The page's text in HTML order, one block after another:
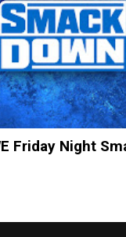
Friday Night